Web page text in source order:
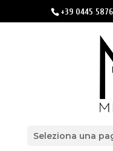
+39 0445
Seleziona una